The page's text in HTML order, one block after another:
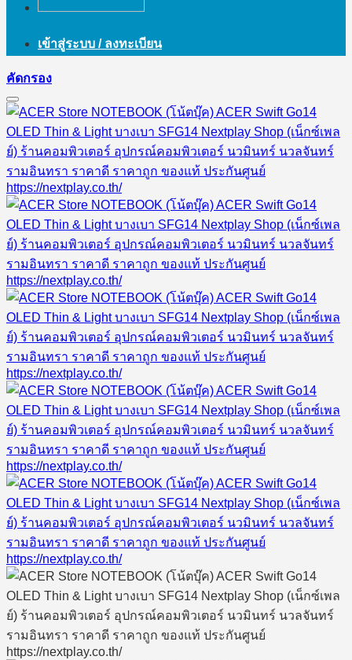
เข้าสู่ระบบ / ลงทะเบียน
คัดกรอง